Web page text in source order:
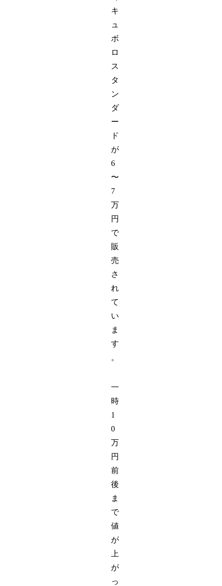
キ
ュ
ボ
ロ
ス
タ
ン
ダ
ー
ド
が
6
〜
7
万
円
で
販
売
さ
れ
て
い
ま
す
。
一
時
1
0
万
円
前
後
ま
で
値
が
上
が
っ